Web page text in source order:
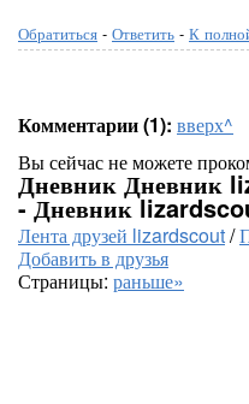
Обратиться - Ответить - К
Комментарии (1): вверх^
Вы сейчас не можете
Дневник Дневник
- Дневник
Лента друзей lizardscout/
Добавить в друзья
Страницы: раньше»